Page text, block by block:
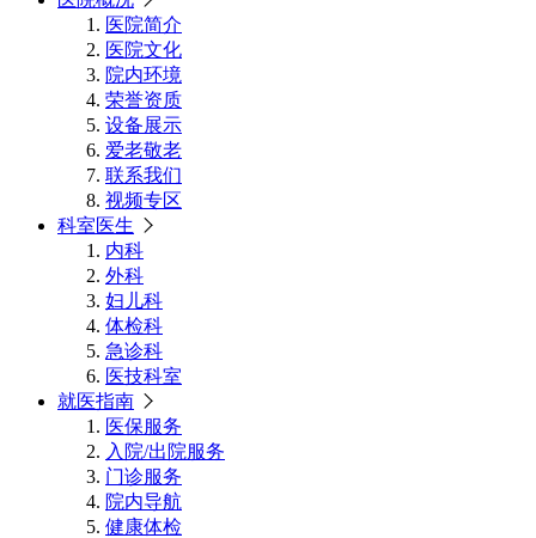
医院简介
医院文化
院内环境
荣誉资质
设备展示
爱老敬老
联系我们
视频专区
科室医生
内科
外科
妇儿科
体检科
急诊科
医技科室
就医指南
医保服务
入院/出院服务
门诊服务
院内导航
健康体检